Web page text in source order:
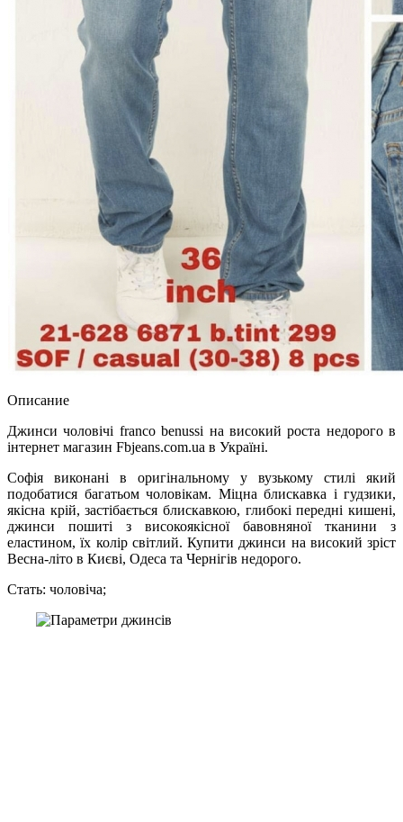
Описание
Джинси чоловічі franco benussi на високий роcта недорого в
інтернет магазин Fbjeans.com.ua в Україні.
Софія виконані в оригінальному у вузькому стилі який
подобатися багатьом чоловікам. Міцна блискавка і гудзики,
якісна крій, застібається блискавкою, глибокі передні кишені,
джинси пошиті з високоякісної бавовняної тканини з
еластином, їх колір світлий. Купити джинси на високий зріст
Весна-літо в Києві, Одеса та Чернігів недорого.
Стать: чоловіча;